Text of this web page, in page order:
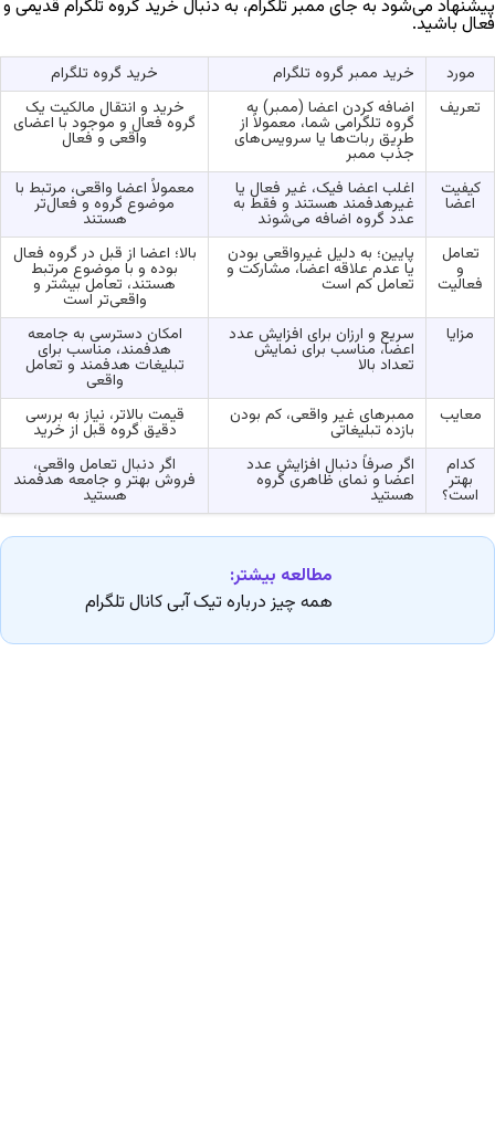
پیشنهاد می‌شود به جای ممبر تلگرام، به دنبال خرید گروه تلگرام قدیمی و
فعال باشید.
مورد خرید ممبر گروه تلگرام
خرید گروه تلگرام
تعریف
اضافه کردن اعضا (ممبر) به
گروه تلگرامی شما، معمولاً از
طریق ربات‌ها یا سرویس‌های
جذب ممبر
خرید و انتقال مالکیت یک
گروه فعال و موجود با اعضای
واقعی و فعال
کیفیت
اعضا
اغلب اعضا فیک، غیر فعال یا
غیرهدفمند هستند و فقط به
عدد گروه اضافه می‌شوند
معمولاً اعضا واقعی، مرتبط با
موضوع گروه و فعال‌تر
هستند
تعامل
و
فعالیت
پایین؛ به دلیل غیرواقعی بودن
یا عدم علاقه اعضا، مشارکت و
تعامل کم است
بالا؛ اعضا از قبل در گروه فعال
بوده و با موضوع مرتبط
هستند، تعامل بیشتر و
واقعی‌تر است
مزایا
سریع و ارزان برای افزایش عدد
اعضا، مناسب برای نمایش
تعداد بالا
امکان دسترسی به جامعه
هدفمند، مناسب برای
تبلیغات هدفمند و تعامل
واقعی
معایب
ممبرهای غیر واقعی، کم بودن
بازده تبلیغاتی
قیمت بالاتر، نیاز به بررسی
دقیق گروه قبل از خرید
کدام
بهتر
است؟
اگر صرفاً دنبال افزایش عدد
اعضا و نمای ظاهری گروه
هستید
اگر دنبال تعامل واقعی،
فروش بهتر و جامعه هدفمند
هستید
مطالعه بیشتر:
همه چیز درباره تیک آبی کانال تلگرام